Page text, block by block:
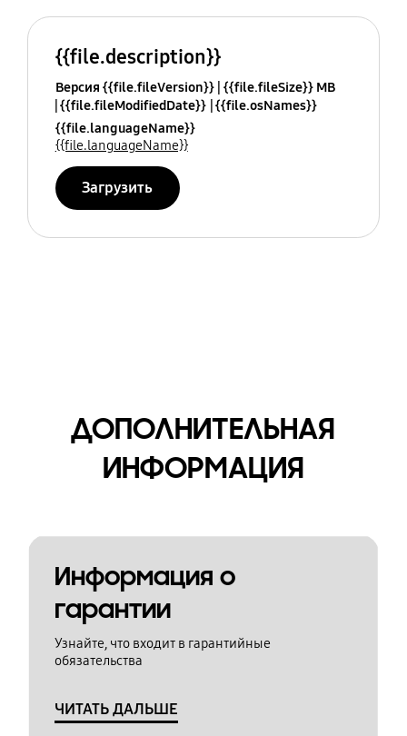
{{file.description}}
Версия {{file.fileVersion}} {{file.fileSize}} MB
{{file.fileModifiedDate}} {{file.osNames}}
{{file.languageName}}
{{file.languageName}}
Загрузить
ДОПОЛНИТЕЛЬНАЯ
ИНФОРМАЦИЯ
Информация о
гарантии
Узнайте, что входит в гарантийные
обязательства
ЧИТАТЬ ДАЛЬШЕ